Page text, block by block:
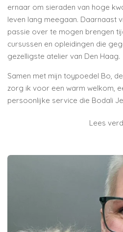
ernaar om sieraden van hoge
leven lang meegaan. Daarnaast
passie over te mogen brengen
cursussen en opleidingen die
gezelligste atelier van Den Haag.
Samen met mijn toypoedel Bo,
zorg ik voor een warm welkom,
persoonlijke service die Bodali
Lees